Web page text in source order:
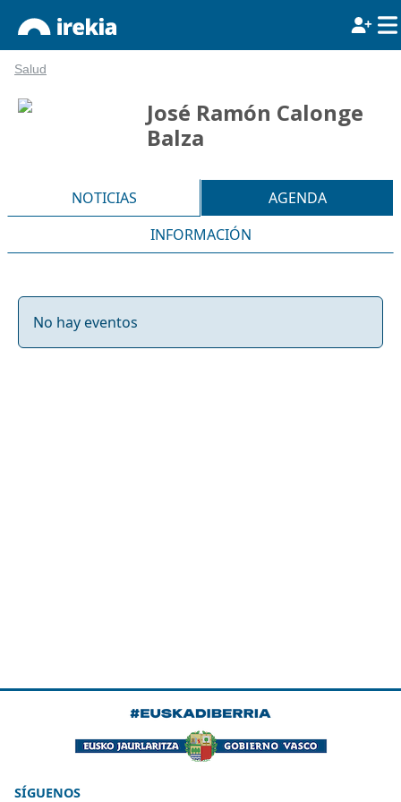
Salud
José Ramón Calonge
Balza
NOTICIAS
AGENDA
INFORMACIÓN
No hay eventos
SÍGUENOS